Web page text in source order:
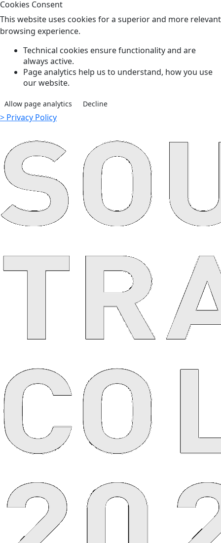
Cookies Consent
This website uses cookies for a superior and more relevant
browsing experience.
Technical cookies ensure functionality and are
always active.
Page analytics help us to understand, how you use
our website.
Allow page analytics Decline
> Privacy Policy